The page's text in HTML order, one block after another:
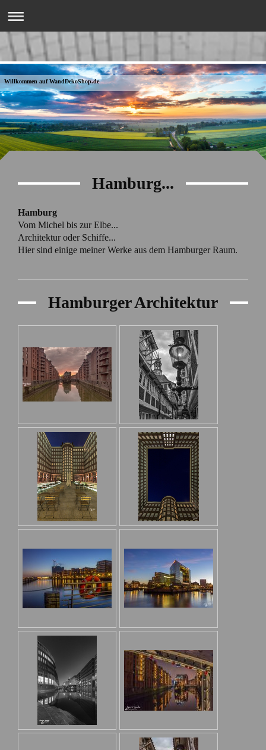
Willkommen auf WandDekoShop.de
Hamburg...
Hamburg
Vom Michel bis zur Elbe...
Architektur oder Schiffe...
Hier sind einige meiner Werke aus dem Hamburger Raum.
Hamburger Architektur